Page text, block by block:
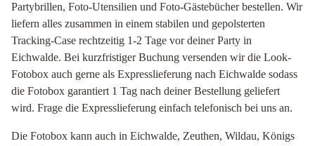
Partybrillen, Foto-Utensilien und Foto-Gästebücher bestellen. Wir
liefern alles zusammen in einem stabilen und gepolsterten
Tracking-Case rechtzeitig 1-2 Tage vor deiner Party in
Eichwalde. Bei kurzfristiger Buchung versenden wir die Look-
Fotobox auch gerne als Expresslieferung nach Eichwalde sodass
die Fotobox garantiert 1 Tag nach deiner Bestellung geliefert
wird. Frage die Expresslieferung einfach telefonisch bei uns an.
Die Fotobox kann auch in Eichwalde, Zeuthen, Wildau, Königs